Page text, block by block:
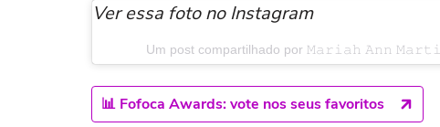
Ver essa foto no Instagram
Um post compartilhado por 𝙼𝚊𝚛𝚒𝚊𝚑 𝙰𝚗𝚗
📊 Fofoca Awards: vote nos seus favoritos